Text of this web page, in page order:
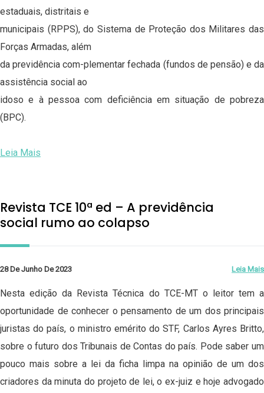
estaduais, distritais e
municipais (RPPS), do Sistema de Proteção dos Militares das
Forças Armadas, além
da previdência com-plementar fechada (fundos de pensão) e da
assistência social ao
idoso e à pessoa com deficiência em situação de pobreza
(BPC).
Leia Mais
Revista TCE 10ª ed – A previdência
social rumo ao colapso
28 De Junho De 2023 Leia Mais
Nesta edição da Revista Técnica do TCE-MT o leitor tem a
oportunidade de conhecer o pensamento de um dos principais
juristas do país, o ministro emérito do STF, Carlos Ayres Britto,
sobre o futuro dos Tribunais de Contas do país. Pode saber um
pouco mais sobre a lei da ficha limpa na opinião de um dos
criadores da minuta do projeto de lei, o ex-juiz e hoje advogado